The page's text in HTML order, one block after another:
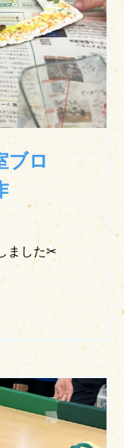
ブロ
ました✂